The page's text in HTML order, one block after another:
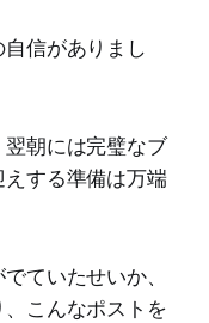
信がありまし
朝には完璧なブ
する準備は万端
ていたせいか、
こんなポストを